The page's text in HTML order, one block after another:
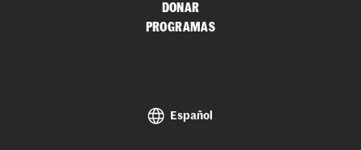
DONAR
PROGRAMAS
Español